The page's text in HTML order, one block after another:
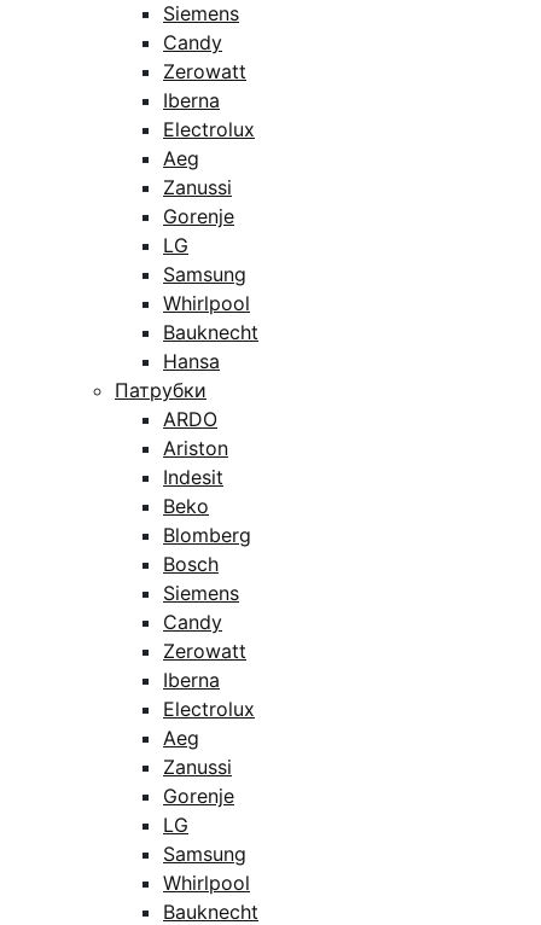
Siemens
Candy
Zerowatt
Iberna
Electrolux
Aeg
Zanussi
Gorenje
LG
Samsung
Whirlpool
Bauknecht
Hansa
Патрубки
ARDO
Ariston
Indesit
Beko
Blomberg
Bosch
Siemens
Candy
Zerowatt
Iberna
Electrolux
Aeg
Zanussi
Gorenje
LG
Samsung
Whirlpool
Bauknecht